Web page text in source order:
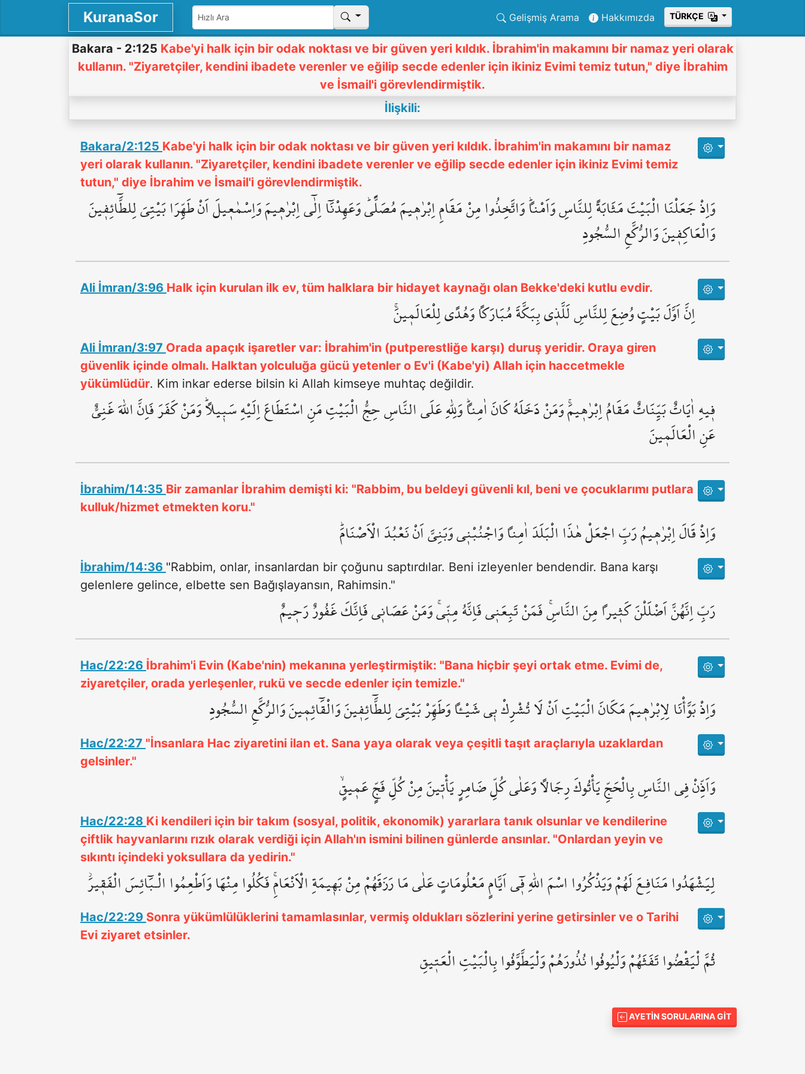
KuranaSor Gelişmiş Arama Hakkımızda ТÜRKÇE
Bakara - 2:125 Kabe'yi halk için bir odak noktası ve bir güven yeri kıldık. İbrahim'in makamını bir namaz yeri olarak
kullanın. "Ziyaretçiler, kendini ibadete verenler ve eğilip secde edenler için ikiniz Evimi temiz tutun," diye İbrahim
ve İsmail'i görevlendirmiştik.
İlişkili:
Bakara/2:125 Kabe'yi halk için bir odak noktası ve bir güven yeri kıldık. İbrahim'in makamını bir namaz
yeri olarak kullanın. "Ziyaretçiler, kendini ibadete verenler ve eğilip secde edenler için ikiniz Evimi temiz
tutun," diye İbrahim ve İsmail'i görevlendirmiştik.
وَاِذْ جَعَلْنَا الْبَيْتَ مَثَابَةً لِلنَّاسِ وَاَمْناًۜ وَاتَّخِذُوا مِنْ مَقَامِ اِبْرٰه۪يمَ مُصَلًّىۜ وَعَهِدْنَٓا اِلٰٓى اِبْرٰه۪يمَ وَاِسْمٰع۪يلَ اَنْ طَهِّرَا بَيْتِيَ لِلطَّٓائِف۪ينَ
وَالْعَاكِف۪ينَ وَالرُّكَّعِ السُّجُودِ
Ali İmran/3:96 Halk için kurulan ilk ev, tüm halklara bir hidayet kaynağı olan Bekke'deki kutlu evdir.
اِنَّ اَوَّلَ بَيْتٍ وُضِعَ لِلنَّاسِ لَلَّذ۪ي بِبَكَّةَ مُبَارَكاً وَهُدًى لِلْعَالَم۪ينَۚ
Ali İmran/3:97 Orada apaçık işaretler var: İbrahim'in (putperestliğe karşı) duruş yeridir. Oraya giren
güvenlik içinde olmalı. Halktan yolculuğa gücü yetenler o Ev'i (Kabe'yi) Allah için haccetmekle
yükümlüdür. Kim inkar ederse bilsin ki Allah kimseye muhtaç değildir.
ف۪يهِ اٰيَاتٌ بَيِّنَاتٌ مَقَامُ اِبْرٰه۪يمَۚ وَمَنْ دَخَلَهُ كَانَ اٰمِناًۜ وَلِلّٰهِ عَلَى النَّاسِ حِجُّ الْبَيْتِ مَنِ اسْتَطَاعَ اِلَيْهِ سَب۪يلاًۜ وَمَنْ كَفَرَ فَاِنَّ اللّٰهَ غَنِيٌّ
عَنِ الْعَالَم۪ينَ
İbrahim/14:35 Bir zamanlar İbrahim demişti ki: "Rabbim, bu beldeyi güvenli kıl, beni ve çocuklarımı putlara
kulluk/hizmet etmekten koru."
وَاِذْ قَالَ اِبْرٰه۪يمُ رَبِّ اجْعَلْ هٰذَا الْبَلَدَ اٰمِناً وَاجْنُبْن۪ي وَبَنِيَّ اَنْ نَعْبُدَ الْاَصْنَامَۜ
İbrahim/14:36 "Rabbim, onlar, insanlardan bir çoğunu saptırdılar. Beni izleyenler bendendir. Bana karşı
gelenlere gelince, elbette sen Bağışlayansın, Rahimsin."
رَبِّ اِنَّهُنَّ اَضْلَلْنَ كَث۪يراً مِنَ النَّاسِۚ فَمَنْ تَبِعَن۪ي فَاِنَّهُ مِنّ۪يۚ وَمَنْ عَصَان۪ي فَاِنَّكَ غَفُورٌ رَح۪يمٌ
Hac/22:26 İbrahim'i Evin (Kabe'nin) mekanına yerleştirmiştik: "Bana hiçbir şeyi ortak etme. Evimi de,
ziyaretçiler, orada yerleşenler, rukü ve secde edenler için temizle."
وَاِذْ بَوَّأْنَا لِاِبْرٰه۪يمَ مَكَانَ الْبَيْتِ اَنْ لَا تُشْرِكْ ب۪ي شَيْـٔاً وَطَهِّرْ بَيْتِيَ لِلطَّٓائِف۪ينَ وَالْقَٓائِم۪ينَ وَالرُّكَّعِ السُّجُودِ
Hac/22:27 "İnsanlara Hac ziyaretini ilan et. Sana yaya olarak veya çeşitli taşıt araçlarıyla uzaklardan
gelsinler."
وَاَذِّنْ فِي النَّاسِ بِالْحَجِّ يَأْتُوكَ رِجَالاً وَعَلٰى كُلِّ ضَامِرٍ يَأْت۪ينَ مِنْ كُلِّ فَجٍّ عَم۪يقٍۙ
Hac/22:28 Ki kendileri için bir takım (sosyal, politik, ekonomik) yararlara tanık olsunlar ve kendilerine
çiftlik hayvanlarını rızık olarak verdiği için Allah'ın ismini bilinen günlerde ansınlar. "Onlardan yeyin ve
sıkıntı içindeki yoksullara da yedirin."
لِيَشْهَدُوا مَنَافِـعَ لَهُمْ وَيَذْكُرُوا اسْمَ اللّٰهِ ف۪ٓي اَيَّامٍ مَعْلُومَاتٍ عَلٰى مَا رَزَقَهُمْ مِنْ بَه۪يمَةِ الْاَنْعَامِۚ فَكُلُوا مِنْهَا وَاَطْعِمُوا الْـبَٓائِسَ الْفَق۪يرَۘ
Hac/22:29 Sonra yükümlülüklerini tamamlasınlar, vermiş oldukları sözlerini yerine getirsinler ve o Tarihi
Evi ziyaret etsinler.
ثُمَّ لْيَقْضُوا تَفَثَهُمْ وَلْيُوفُوا نُذُورَهُمْ وَلْيَطَّوَّفُوا بِالْبَيْتِ الْعَت۪يقِ
AYETIN SORULARINA GIT